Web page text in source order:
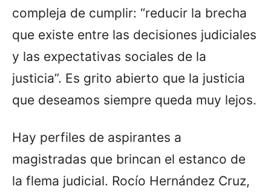
compleja de cumplir: “reducir la brecha
que existe entre las decisiones judiciales
y las expectativas sociales de la
justicia”. Es grito abierto que la justicia
que deseamos siempre queda muy lejos.
Hay perfiles de aspirantes a
magistradas que brincan el estanco de
la flema judicial. Rocío Hernández Cruz,